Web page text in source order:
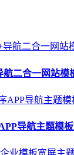
航二合一网站模
导航主题模